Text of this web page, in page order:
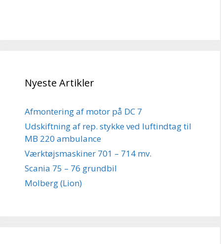
Nyeste Artikler
Afmontering af motor på DC 7
Udskiftning af rep. stykke ved luftindtag til
MB 220 ambulance
Værktøjsmaskiner 701 – 714 mv.
Scania 75 – 76 grundbil
Molberg (Lion)